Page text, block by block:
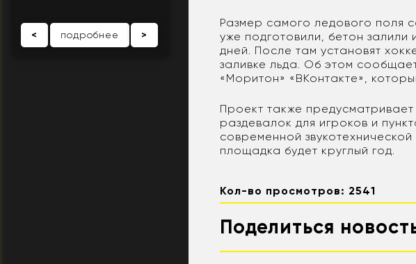
< подробнее >
Размер самого ледового поля
уже подготовили, бетон залили
дней. После там установят
заливке льда. Об этом
«Моритон» «ВКонтакте»,
Проект также
раздевалок для игроков и
современной
площадка будет круглый год.
Кол-во просмотров: 2541
Поделиться